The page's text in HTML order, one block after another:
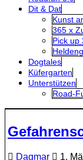
Dit & Dat
Kunst
365 x
Pick up
Dogtales
Küfergarten
Unterstützen
Road-
Dagmar 1.